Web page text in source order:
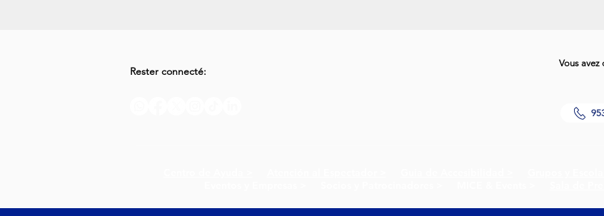
Rester connecté:
Vous avez